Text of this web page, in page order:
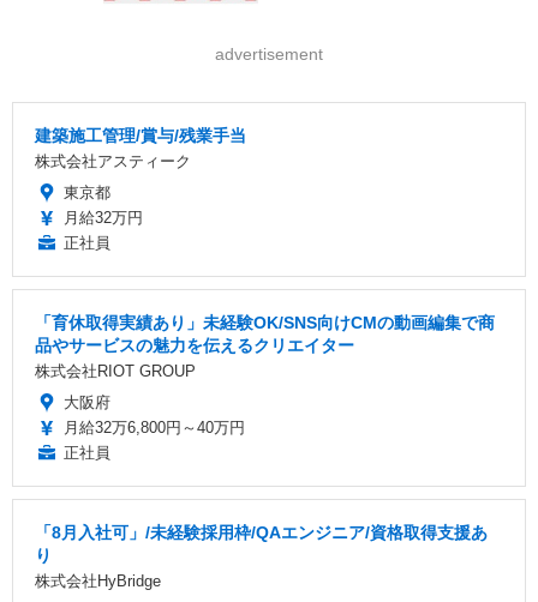
advertisement
建築施工管理/賞与/残業手当
株式会社アスティーク
東京都
月給32万円
正社員
「育休取得実績あり」未経験OK/SNS向けCMの動画編集で商
品やサービスの魅力を伝えるクリエイター
株式会社RIOT GROUP
大阪府
月給32万6,800円～40万円
正社員
「8月入社可」/未経験採用枠/QAエンジニア/資格取得支援あ
り
株式会社HyBridge